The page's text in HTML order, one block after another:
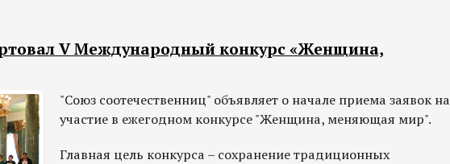
V Международный конкурс «Женщина,
"Союз соотечественниц" объявляет о начале приема заявок на
участие в ежегодном конкурсе "Женщина, меняющая мир".
Главная цель конкурса – сохранение традиционных